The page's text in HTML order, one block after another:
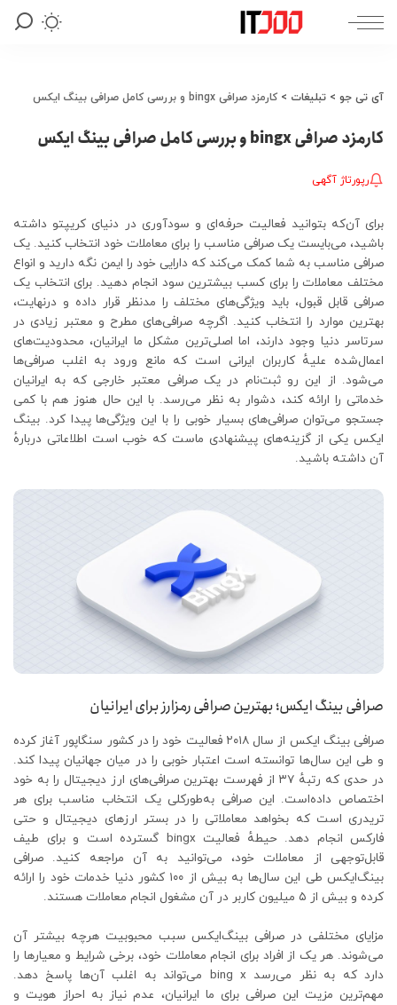
آی تی جو > تبلیغات > کارمزد صرافی bingx و بررسی کامل صرافی بینگ ایکس
کارمزد صرافی bingx و بررسی کامل صرافی بینگ ایکس
رپورتاژ آگهی
برای آن‌که بتوانید فعالیت حرفه‌ای و سودآوری در دنیای کریپتو داشته
باشید، می‌بایست یک صرافی مناسب را برای معاملات خود انتخاب کنید. یک
صرافی مناسب به شما کمک می‌کند که دارایی خود را ایمن نگه دارید و انواع
مختلف معاملات را برای کسب بیشترین سود انجام دهید. برای انتخاب یک
صرافی قابل قبول، باید ویژگی‌های مختلف را مدنظر قرار داده و درنهایت،
بهترین موارد را انتخاب کنید. اگرچه صرافی‌های مطرح و معتبر زیادی در
سرتاسر دنیا وجود دارند، اما اصلی‌ترین مشکل ما ایرانیان، محدودیت‌های
اعمال‌شده علیهٔ کاربران ایرانی است که مانع ورود به اغلب صرافی‌ها
می‌شود. از این رو ثبت‌نام در یک صرافی معتبر خارجی که به ایرانیان
خدماتی را ارائه کند، دشوار به نظر می‌رسد. با این حال هنوز هم با کمی
جستجو می‌توان صرافی‌های بسیار خوبی را با این ویژگی‌ها پیدا کرد. بینگ
ایکس یکی از گزینه‌های پیشنهادی ماست که خوب است اطلاعاتی دربارهٔ
آن داشته باشید.
صرافی بینگ ایکس؛ بهترین صرافی رمزارز برای ایرانیان
صرافی بینگ ایکس از سال ۲۰۱۸ فعالیت خود را در کشور سنگاپور آغاز کرده
و طی این سال‌ها توانسته است اعتبار خوبی را در میان جهانیان پیدا کند.
در حدی که رتبهٔ ۳۷ از فهرست بهترین صرافی‌های ارز دیجیتال را به خود
اختصاص داده‌است. این صرافی به‌طورکلی یک انتخاب مناسب برای هر
تریدری است که بخواهد معاملاتی را در بستر ارزهای دیجیتال و حتی
فارکس انجام دهد. حیطهٔ فعالیت bingx گسترده است و برای طیف
قابل‌توجهی از معاملات خود، می‌توانید به آن مراجعه کنید. صرافی
بینگ‌ایکس طی این سال‌ها به بیش از ۱۰۰ کشور دنیا خدمات خود را ارائه
کرده و بیش از ۵ میلیون کاربر در آن مشغول انجام معاملات هستند.
مزایای مختلفی در صرافی بینگ‌ایکس سبب محبوبیت هرچه بیشتر آن
می‌شوند. هر یک از افراد برای انجام معاملات خود، برخی شرایط و معیارها را
دارد که به نظر می‌رسد bing x می‌تواند به اغلب آن‌ها پاسخ دهد.
مهم‌ترین مزیت این صرافی برای ما ایرانیان، عدم نیاز به احراز هویت و